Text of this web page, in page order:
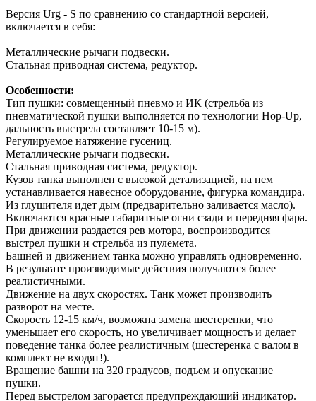
Версия Urg - S по сравнению со стандартной версией,
включается в себя:
Металлические рычаги подвески.
Стальная приводная система, редуктор.
Особенности:
Тип пушки: совмещенный пневмо и ИК (стрельба из
пневматической пушки выполняется по технологии Hop-Up,
дальность выстрела составляет 10-15 м).
Регулируемое натяжение гусениц.
Металлические рычаги подвески.
Стальная приводная система, редуктор.
Кузов танка выполнен с высокой детализацией, на нем
устанавливается навесное оборудование, фигурка командира.
Из глушителя идет дым (предварительно заливается масло).
Включаются красные габаритные огни сзади и передняя фара.
При движении раздается рев мотора, воспроизводится
выстрел пушки и стрельба из пулемета.
Башней и движением танка можно управлять одновременно.
В результате производимые действия получаются более
реалистичными.
Движение на двух скоростях. Танк может производить
разворот на месте.
Скорость 12-15 км/ч, возможна замена шестеренки, что
уменьшает его скорость, но увеличивает мощность и делает
поведение танка более реалистичным (шестеренка с валом в
комплект не входят!).
Вращение башни на 320 градусов, подъем и опускание
пушки.
Перед выстрелом загорается предупреждающий индикатор.